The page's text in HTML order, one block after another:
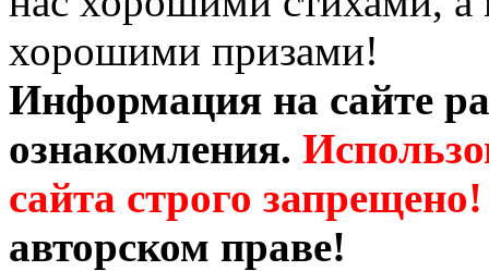
хорошими призами!
Информация на сайте
ознакомления.
сайта строго запрещено!
авторском праве!